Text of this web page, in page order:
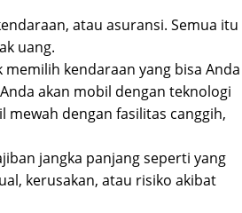
atau asuransi. Semua itu
uang.
kendaraan yang bisa Anda
akan mobil dengan teknologi
dengan fasilitas canggih,
jangka panjang seperti yang
kerusakan, atau risiko akibat